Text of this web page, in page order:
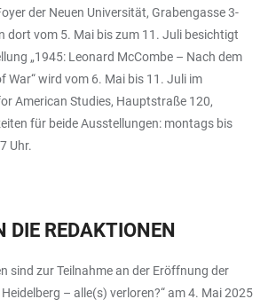
der Neuen Universität, Grabengasse 3-
dort vom 5. Mai bis zum 11. Juli besichtigt
„1945: Leonard McCombe – Nach dem
War“ wird vom 6. Mai bis 11. Juli im
American Studies, Hauptstraße 120,
für beide Ausstellungen: montags bis
Uhr.
DIE REDAKTIONEN
sind zur Teilnahme an der Eröffnung der
– alle(s) verloren?“ am 4. Mai 2025